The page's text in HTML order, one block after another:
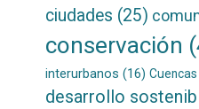
ciudades (25)
conservación
interurbanos (16)
desarrollo